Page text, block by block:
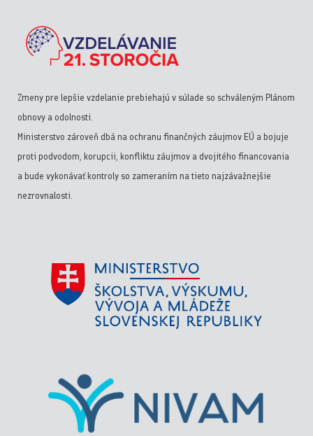
Zmeny pre lepšie vzdelanie prebiehajú v súlade so schváleným Plánom
obnovy a odolnosti.
Ministerstvo zároveň dbá na ochranu finančných záujmov EÚ a bojuje
proti podvodom, korupcii, konfliktu záujmov a dvojitého financovania
a bude vykonávať kontroly so zameraním na tieto najzávažnejšie
nezrovnalosti.